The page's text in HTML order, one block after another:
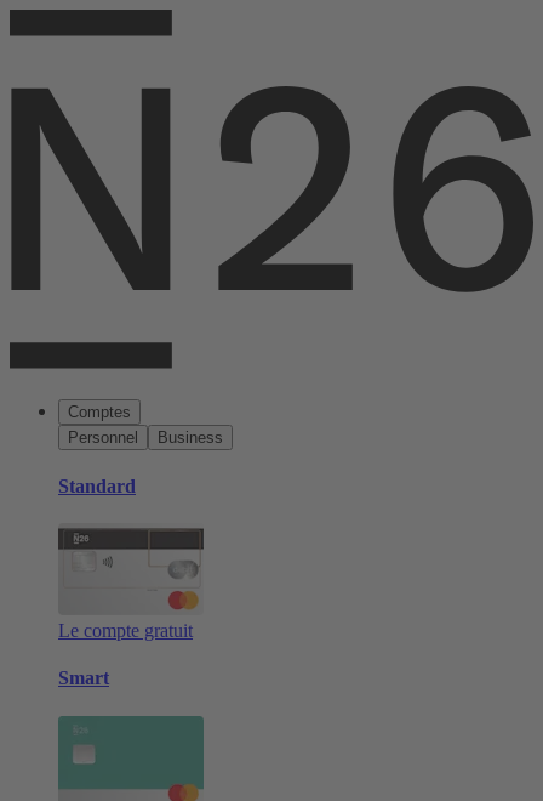
Comptes
Personnel
Business
Standard
Le compte gratuit
Smart